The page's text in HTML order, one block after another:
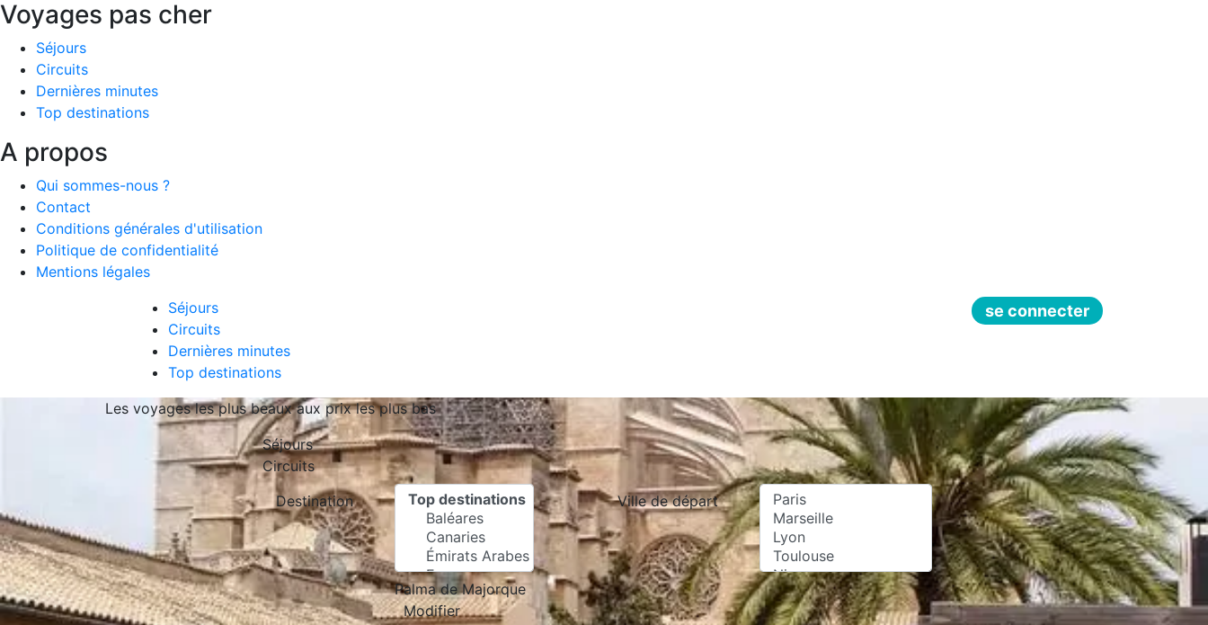
Voyages pas cher
Séjours
Circuits
Dernières minutes
Top destinations
A propos
Qui sommes-nous ?
Contact
Conditions générales d'utilisation
Politique de confidentialité
Mentions légales
Séjours
Circuits
Dernières minutes
Top destinations
se connecter
Les voyages les plus beaux aux prix les plus bas
Séjours
Circuits
Destination
Palma de Majorque
Modifier
Ville de départ